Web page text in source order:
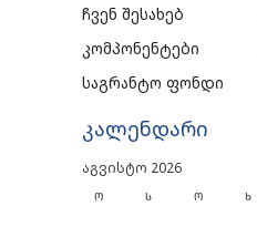
ჩვენ შესახებ
კომპონენტები
საგრანტო ფონდი
კალენდარი
აგვისტო 2026
Ო Ს Ო Ხ